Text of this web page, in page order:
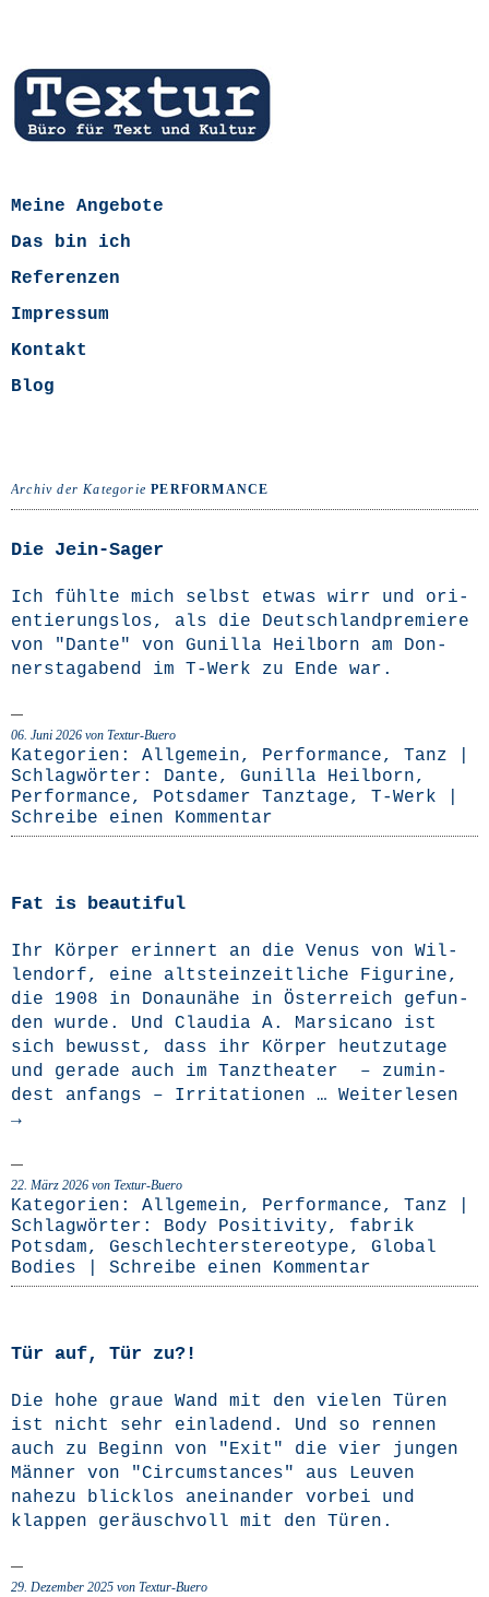
Meine Angebote
Das bin ich
Referenzen
Impressum
Kontakt
Blog
Archiv der KategoriePERFORMANCE
Die Jein-Sager
Ich fühl­te mich selbst etwas wirr und ori­
en­tie­rungs­los, als die Deutsch­land­pre­mie­re
von "Dan­te" von Gunil­la Heil­born am Don­
ners­tag­abend im T‑Werk zu Ende war.
06. Juni 2026 von Textur-Buero
Kategorien: Allgemein, Performance, Tanz
Schlagwörter: Dante, Gunilla Heilborn,
Performance, Potsdamer Tanztage, T-Werk
Schreibe einen Kommentar
Fat is beautiful
Ihr Kör­per erin­nert an die Venus von Wil­
len­dorf, eine alt­stein­zeit­li­che Figu­ri­ne,
die 1908 in Donau­nä­he in Öster­reich gefun­
den wur­de. Und Clau­dia A. Mar­si­ca­no ist
sich bewusst, dass ihr Kör­per heut­zu­ta­ge
und gera­de auch im Tanz­thea­ter – zumin­
dest anfangs – Irri­ta­tio­nen … Wei­ter­le­sen
→
22. März 2026 von Textur-Buero
Kategorien: Allgemein, Performance, Tanz
Schlagwörter: Body Positivity, fabrik
Potsdam, Geschlechterstereotype, Global
Bodies
Schreibe einen Kommentar
Tür auf, Tür zu?!
Die hohe graue Wand mit den vie­len Türen
ist nicht sehr ein­la­dend. Und so ren­nen
auch zu Beginn von "Exit" die vier jun­gen
Män­ner von "Cir­cum­s­tances" aus Leu­ven
nahe­zu blick­los anein­an­der vor­bei und
klap­pen geräusch­voll mit den Türen.
29. Dezember 2025 von Textur-Buero